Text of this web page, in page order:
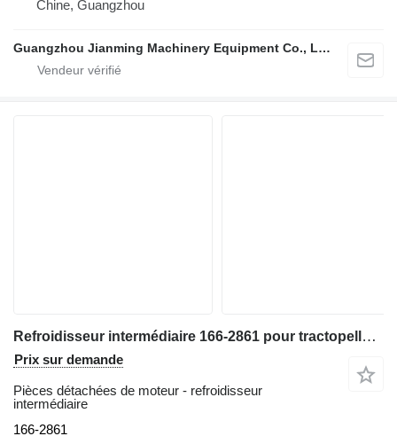
Chine, Guangzhou
Guangzhou Jianming Machinery Equipment Co., Ltd.
Refroidisseur intermédiaire 166-2861 pour tractopelle Caterpillar 428C, 420D, 430D, 416D, 416C
Prix sur demande
Pièces détachées de moteur - refroidisseur
intermédiaire
166-2861